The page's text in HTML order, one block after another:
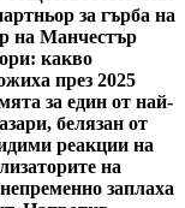
за гърба на
на Манчестър
какво
през 2025
за един от най-
белязан от
реакции на
на
заплаха